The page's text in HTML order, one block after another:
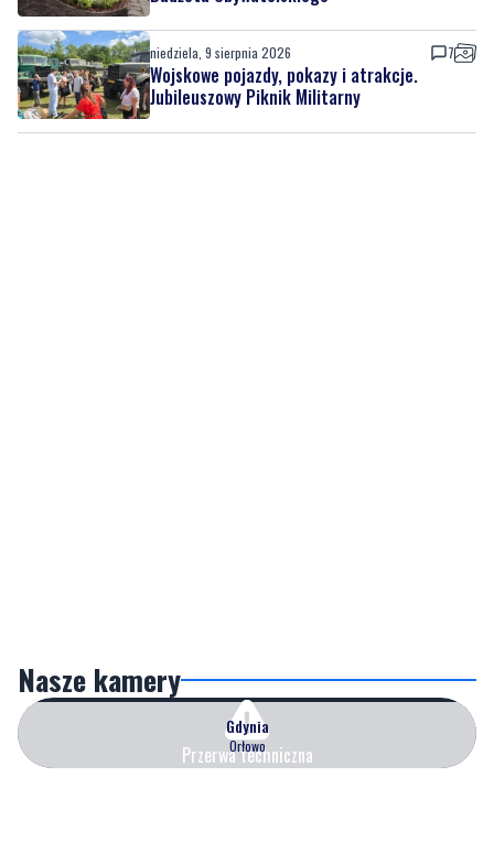
niedziela, 9 sierpnia 2026 7
Wojskowe pojazdy, pokazy i atrakcje.
Jubileuszowy Piknik Militarny
Nasze kamery
Przerwa techniczna
Gdynia
Orłowo